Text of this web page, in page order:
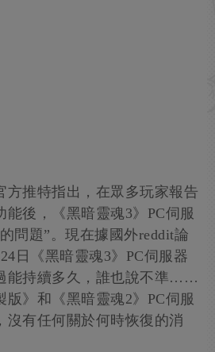
方推特指出，在眾多玩家報告
後，《黑暗靈魂3》PC伺服
問題”。現在據國外reddit論
日《黑暗靈魂3》PC伺服器
能持續多久，誰也說不準……
》和《黑暗靈魂2》PC伺服
沒有任何關於何時恢復的消